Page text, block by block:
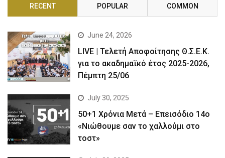
RECENT POPULAR COMMON
June 24, 2026
LIVE | Τελετή Αποφοίτησης Θ.Σ.Ε.Κ.
για το ακαδημαϊκό έτος 2025-2026,
Πέμπτη 25/06
July 30, 2025
50+1 Χρόνια Μετά – Επεισόδιο 14ο
«Νιώθουμε σαν το χαλλούμι στο
τοστ»